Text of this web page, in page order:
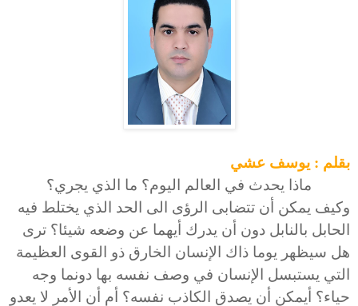
بقلم : يوسف عشي
ماذا يحدث في العالم اليوم؟ ما الذي يجري؟
وكيف يمكن أن تتضابى الرؤى الى الحد الذي يختلط فيه
الحابل بالنابل دون أن يدرك أيهما عن وضعه شيئا؟ ترى
هل سيظهر يوما ذاك الإنسان الخارق ذو القوى العظيمة
التي يستبسل الإنسان في وصف نفسه بها دونما وجه
حياء؟ أيمكن أن يصدق الكاذب نفسه؟ أم أن الأمر لا يعدو